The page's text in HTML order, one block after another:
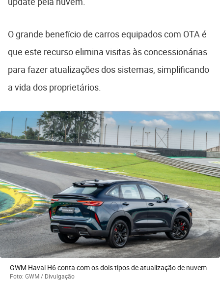
O grande benefício de carros equipados com OTA é
que este recurso elimina visitas às concessionárias
para fazer atualizações dos sistemas, simplificando
a vida dos proprietários.
GWM Haval H6 conta com os dois tipos de atualização de nuvem
Foto: GWM / Divulgação